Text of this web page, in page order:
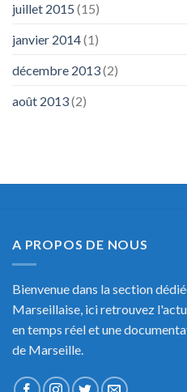
juillet 2015 (15)
janvier 2014(1)
décembre 2013(2)
août 2013(2)
A PROPOS DE NOUS
Bienvenue dans la section
Marseillaise, ici retrouvez
en temps réel et une
de Marseille.